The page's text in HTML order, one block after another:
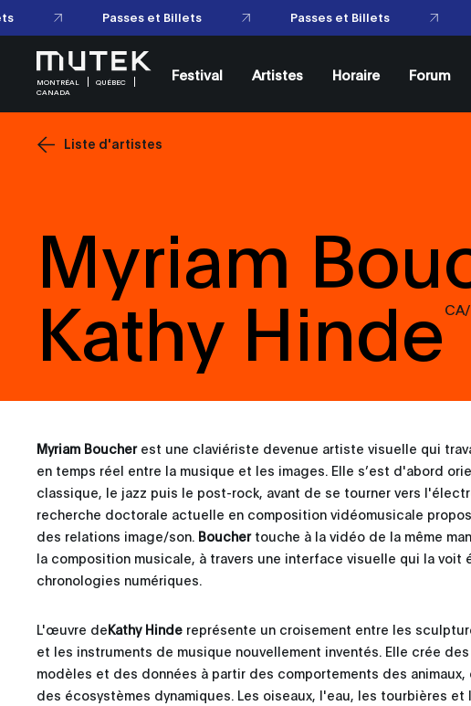
MONTRÉAL
QUÉBEC
CANADA
Festival Artistes Horaire Forum
Liste d'artistes
Myriam
Kathy Hinde
Myriam Boucherest une claviériste devenue artiste visuelle qui
en temps réel entre la musique et les images. Elle s’est d'abord
classique, le jazz puis le post-rock, avant de se tourner vers
recherche doctorale actuelle en composition vidéomusicale
des relations image/son. Bouchertouche à la vidéo de la même
la composition musicale, à travers une interface visuelle qui la voit
chronologies numériques.
L'œuvre deKathy Hinde représente un croisement entre les
et les instruments de musique nouvellement inventés. Elle crée
modèles et des données à partir des comportements des
des écosystèmes dynamiques. Les oiseaux, l'eau, les tourbières et